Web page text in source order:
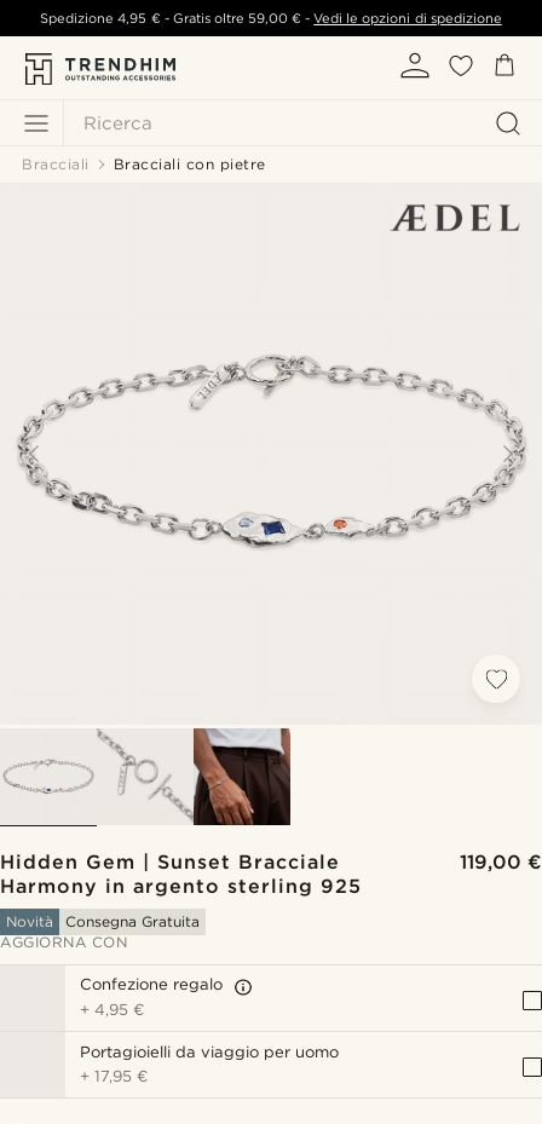
Ricerca
Spedizione4,95 €- Gratis oltre 59,00 € -Vedi le opzioni di spedizione
Bracciali Bracciali con pietre
Hidden Gem | Sunset Bracciale
Harmony in argento sterling 925
119,00 €
Novità
Consegna Gratuita
AGGIORNA CON
Confezione regalo
+4,95 €
Portagioielli da viaggio per uomo
+17,95 €